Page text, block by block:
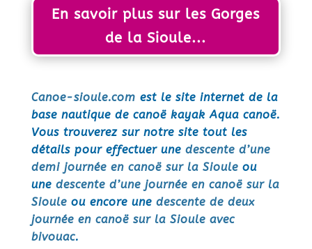
En savoir plus sur les Gorges
de la Sioule...
Canoe-sioule.com est le site internet de la
base nautique de canoë kayak Aqua canoë.
Vous trouverez sur notre site tout les
détails pour effectuer une descente d’une
demi journée en canoë sur la Siouleou
une descente d’une journée en canoë sur la
Siouleou encore une descente de deux
journée en canoë sur la Sioule avec
bivouac.